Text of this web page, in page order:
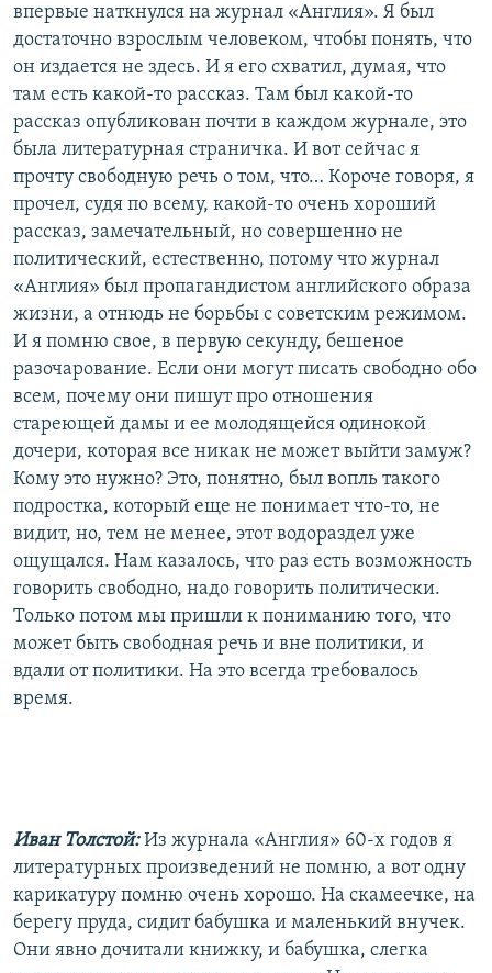
впервые наткнулся на журнал «Англия». Я был
достаточно взрослым человеком, чтобы понять, что
он издается не здесь. И я его схватил, думая, что
там есть какой-то рассказ. Там был какой-то
рассказ опубликован почти в каждом журнале, это
была литературная страничка. И вот сейчас я
прочту свободную речь о том, что… Короче говоря, я
прочел, судя по всему, какой-то очень хороший
рассказ, замечательный, но совершенно не
политический, естественно, потому что журнал
«Англия» был пропагандистом английского образа
жизни, а отнюдь не борьбы с советским режимом.
И я помню свое, в первую секунду, бешеное
разочарование. Если они могут писать свободно обо
всем, почему они пишут про отношения
стареющей дамы и ее молодящейся одинокой
дочери, которая все никак не может выйти замуж?
Кому это нужно? Это, понятно, был вопль такого
подростка, который еще не понимает что-то, не
видит, но, тем не менее, этот водораздел уже
ощущался. Нам казалось, что раз есть возможность
говорить свободно, надо говорить политически.
Только потом мы пришли к пониманию того, что
может быть свободная речь и вне политики, и
вдали от политики. На это всегда требовалось
время.
Иван Толстой:Из журнала «Англия» 60-х годов я
литературных произведений не помню, а вот одну
карикатуру помню очень хорошо. На скамеечке, на
берегу пруда, сидит бабушка и маленький внучек.
Они явно дочитали книжку, и бабушка, слегка